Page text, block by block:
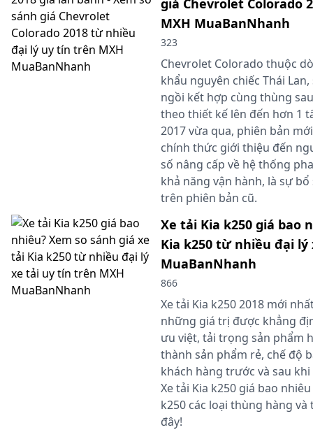
MXH MuaBanNhanh
323
Chevrolet Colorado thuộc
khẩu nguyên chiếc Thái
ngồi kết hợp cùng thùng
theo thiết kế lên đến hơn 1
2017 vừa qua, phiên bản
chính thức giới thiệu đến
số nâng cấp về hệ thống
khả năng vận hành, là sự
trên phiên bản cũ.
Xe tải Kia k250 giá bao
Kia k250 từ nhiều đại
MuaBanNhanh
866
Xe tải Kia k250 2018 mới
những giá trị được khẳng
ưu việt, tải trọng sản phẩm
thành sản phẩm rẻ, chế độ
khách hàng trước và sau
Xe tải Kia k250 giá bao
k250 các loại thùng hàng
đây!